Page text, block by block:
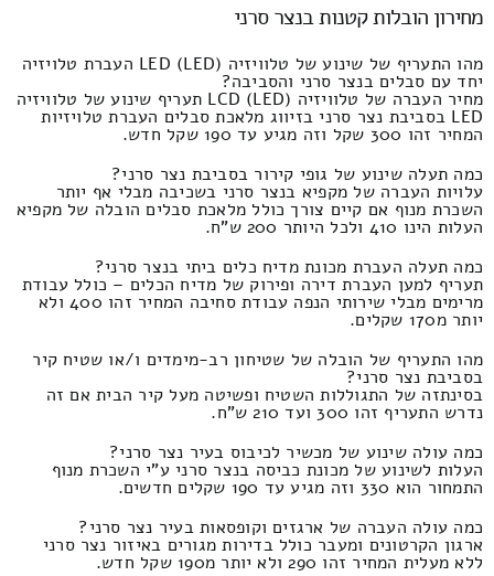
מחירון הובלות קטנות בנצר סרני
מהו התעריף של שינוע של טלוויזיה LED (LED) העברת טלויזיה
יחד עם סבלים בנצר סרני והסביבה?
מחיר העברה של טלוויזיה LCD (LED) תעריף שינוע של טלוויזיה
LED בסביבת נצר סרני בזיווג מלאכת סבלים העברת טלויזיות
המחיר זהו 300 שקל וזה מגיע עד 190 שקל חדש.
כמה תעלה שינוע של גופי קירור בסביבת נצר סרני?
עלויות העברה של מקפיא בנצר סרני בשכיבה מבלי אף יותר
השכרת מנוף אם קיים צורך כולל מלאכת סבלים הובלה של מקפיא
העלות הינו 410 ולכל היותר 200 ש"ח.
כמה תעלה העברת מכונת מדיח כלים ביתי בנצר סרני?
תעריף למען העברת דירה ופירוק של מדיח הכלים – כולל עבודת
מרימים מבלי שירותי הנפה עבודת סחיבה המחיר זהו 400 ולא
יותר מ170 שקלים.
מהו התעריף של הובלה של שטיחון רב-מימדים ו/או שטיח קיר
בסביבת נצר סרני?
בסינתזה של התגוללות השטיח ופשיטה מעל קיר הבית אם זה
נדרש התעריף זהו 300 ועד 210 ש"ח.
כמה עולה שינוע של מכשיר לכיבוס בעיר נצר סרני?
העלות לשינוע של מכונת כביסה בנצר סרני ע"י השכרת מנוף
התמחור הוא 330 וזה מגיע עד 190 שקלים חדשים.
כמה עולה העברה של ארגזים וקופסאות בעיר נצר סרני?
ארגון הקרטונים ומעבר כולל בדירות מגורים באיזור נצר סרני
ללא מעלית המחיר זהו 290 ולא יותר מ190 שקל חדש.